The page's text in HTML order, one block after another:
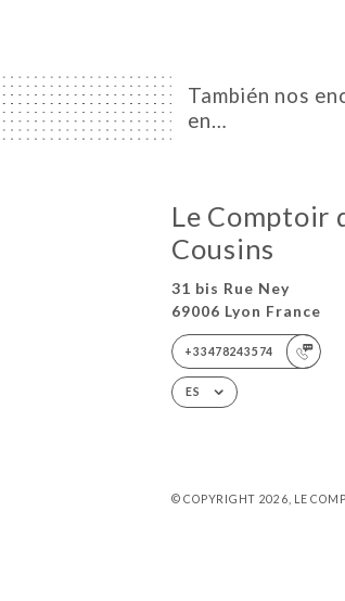
También nos
en…
Le Comptoir
Cousins
31 bis Rue Ney
69006 Lyon France
+33478243574
ES
© COPYRIGHT 2026, LE